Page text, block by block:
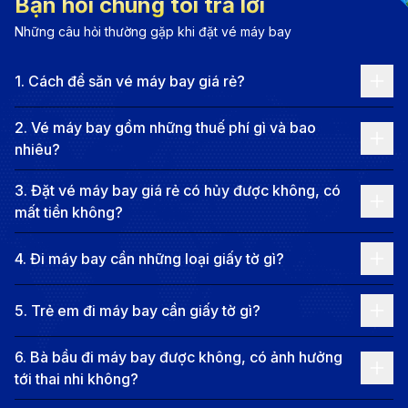
lộ trình bay.
Đà Lạt - TP.HCM - Hong Kong - San Francisco -
St. Louis: Cathay Pacific khai thác chặng bay từ
TP.HCM đến Hong Kong, sau đó United Airlines
điểm dừng tại San Francisco.
Đà Lạt - TP.HCM - Tokyo - Denver - St. Louis :
ANA kết hợp cùng United Airlines khai thác lộ trình
này với điểm dừng tại Tokyo và Denver trước khi
đến St. Louis.
Đà Lạt - TP.HCM - Tokyo - Dallas - St. Louis:
Japan Airlines khai thác chuyến bay từ TP.HCM
đến Tokyo, sau đó American Airlines tiếp tục hành
Những câu hỏi thường gặp khi đặt vé máy bay
1. Cách để săn vé máy bay giá rẻ?
2. Vé máy bay gồm những thuế phí gì và bao
nhiêu?
3. Đặt vé máy bay giá rẻ có hủy được không, có
mất tiền không?
4. Đi máy bay cần những loại giấy tờ gì?
5. Trẻ em đi máy bay cần giấy tờ gì?
6. Bà bầu đi máy bay được không, có ảnh hưởng
tới thai nhi không?